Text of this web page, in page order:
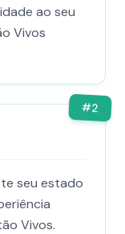
ao seu
Vivos
#2
seu estado
Vivos.